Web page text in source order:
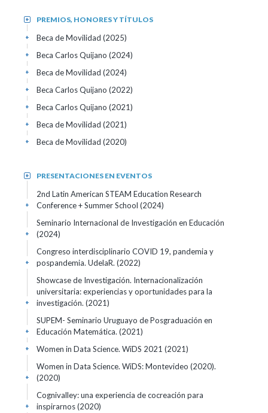
PREMIOS, HONORES Y TÍTULOS
+
Beca de Movilidad (2025)
+
Beca Carlos Quijano (2024)
+
Beca de Movilidad (2024)
+
Beca Carlos Quijano (2022)
+
Beca Carlos Quijano (2021)
+
Beca de Movilidad (2021)
+
Beca de Movilidad (2020)
+
PRESENTACIONES EN EVENTOS
+
2nd Latin American STEAM Education Research
Conference + Summer School (2024)
+
Seminario Internacional de Investigación en Educación
(2024)
+
Congreso interdisciplinario COVID 19, pandemia y
pospandemia. UdelaR. (2022)
+
Showcase de Investigación. Internacionalización
universitaria: experiencias y oportunidades para la
investigación. (2021)
+
SUPEM- Seminario Uruguayo de Posgraduación en
Educación Matemática. (2021)
+
Women in Data Science. WiDS 2021 (2021)
+
Women in Data Science. WiDS: Montevideo (2020).
(2020)
+
Cognivalley: una experiencia de cocreación para
inspirarnos(2020)
+